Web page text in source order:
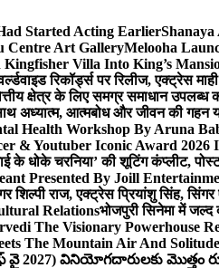
Started Acting Earlier
Centre Art GalleryMelooha
Villa Into King’s
रिकॉर्ड्स पर रिलीज, एक्ट्रेस
क्षेत्र के लिए समग्र समाधान उपलब्ध
अध्यात्म, आत्मबोध और जीवन की गहन
Health Workshop By Aruna
& Youtuber Iconic Award 2026
के धोके चरनिया’ की शूटिंग कंप्लीट,
Presented By Joill
शिल्पी राज, एक्ट्रेस प्रियांशु सिंह,
Relationsभोजपुरी सिनेमा में जल्द
The Visionary Powerhouse
The Mountain Air And
వై 2027) వినియోగదారులకు మొత్తం